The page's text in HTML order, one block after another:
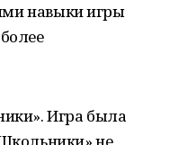
навыки игры
Игра была